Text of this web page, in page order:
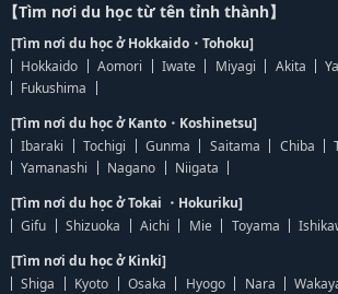
【Tìm nơi du học từ tên tỉnh thành】
[Tìm nơi du học ở Hokkaido・Tohoku]
Hokkaido
Aomori Iwate Miyagi Akita
Fukushima
[Tìm nơi du học ở Kanto・Koshinetsu]
Ibaraki
Tochigi Gunma Saitama Chiba
Yamanashi
Nagano
Niigata
[Tìm nơi du học ở Tokai ・Hokuriku]
Gifu
Shizuoka Aichi Mie Toyama
[Tìm nơi du học ở Kinki]
Shiga
Kyoto Osaka Hyogo Nara